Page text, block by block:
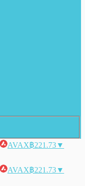
AVAX฿221.73▼
AVAX฿221.73▼